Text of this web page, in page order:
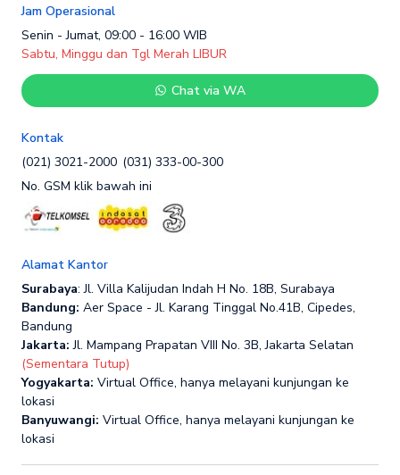
Jam Operasional
Senin - Jumat, 09:00 - 16:00 WIB
Sabtu, Minggu dan Tgl Merah LIBUR
Chat via WA
Kontak
(021) 3021-2000 (031) 333-00-300
No. GSM klik bawah ini
Alamat Kantor
Surabaya: Jl. Villa Kalijudan Indah H No. 18B, Surabaya
Bandung: Aer Space - Jl. Karang Tinggal No.41B, Cipedes,
Bandung
Jakarta: Jl. Mampang Prapatan VIII No. 3B, Jakarta Selatan
(Sementara Tutup)
Yogyakarta: Virtual Office, hanya melayani kunjungan ke
lokasi
Banyuwangi: Virtual Office, hanya melayani kunjungan ke
lokasi